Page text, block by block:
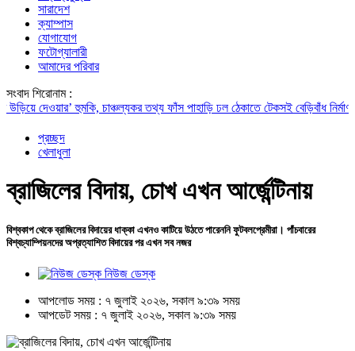
সারাদেশ
ক্যাম্পাস
যোগাযোগ
ফটোগ্যালারী
আমাদের পরিবার
সংবাদ শিরোনাম :
দেওয়ার’ হুমকি, চাঞ্চল্যকর তথ্য ফাঁসপাহাড়ি ঢল ঠেকাতে টেকসই বেড়িবাঁধ নির্মাণ করা
প্রচ্ছদ
খেলাধুলা
ব্রাজিলের বিদায়, চোখ এখন আর্জেন্টিনায়
বিশ্বকাপ থেকে ব্রাজিলের বিদায়ের ধাক্কা এখনও কাটিয়ে উঠতে পারেননি ফুটবলপ্রেমীরা। পাঁচবারের
বিশ্বচ্যাম্পিয়নদের অপ্রত্যাশিত বিদায়ের পর এখন সব নজর
নিউজ ডেস্ক
আপলোড সময় : ৭ জুলাই ২০২৬, সকাল ৯:৩৯ সময়
আপডেট সময় : ৭ জুলাই ২০২৬, সকাল ৯:৩৯ সময়